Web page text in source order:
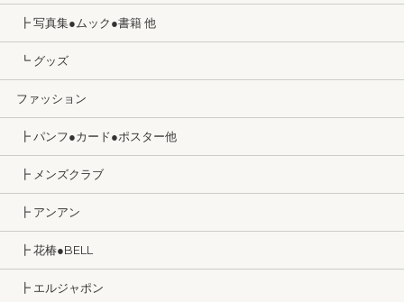
┣ 写真集●ムック●書籍 他
┗ グッズ
ファッション
┣ パンフ●カード●ポスター他
┣ メンズクラブ
┣ アンアン
┣ 花椿●BELL
┣ エルジャポン